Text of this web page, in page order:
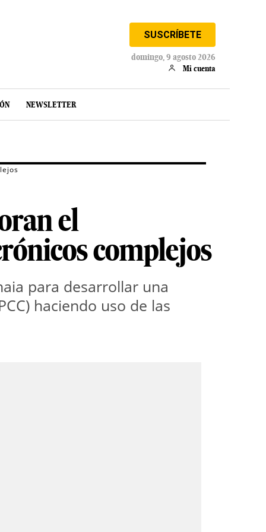
SUSCRÍBETE
domingo, 9 agosto 2026
Mi cuenta
NEWSLETTER
el
complejos
para desarrollar una
haciendo uso de las